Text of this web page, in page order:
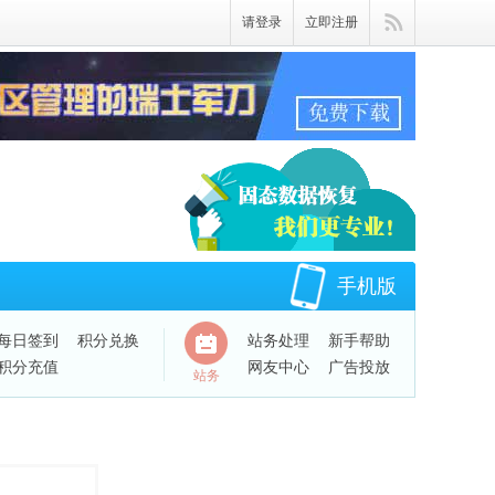
请登录 立即注册
手机版
日签到
积分兑换
分充值
绑定账号
站务
站务处理
新手帮助
网友中心
广告投放